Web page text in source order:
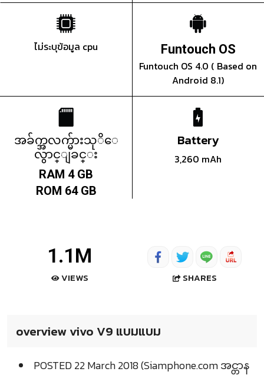
ไม่ระบุข้อมูล cpu Funtouch OS
Funtouch OS 4.0 ( Based on
Android 8.1)
အခ်က္အလက္မ်ားသုိေ
လွာင္ျခင္း
RAM 4 GB
ROM 64 GB
Battery
3,260 mAh
1.1M
VIEWS SHARES
overview vivo V9 แบมแบม
POSTED 22 March 2018 (Siamphone.com အင္တာန